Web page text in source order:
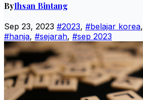
ByIhsan Bintang
Sep 23, 2023 #2023, #belajar korea,
#hanja, #sejarah, #sep 2023